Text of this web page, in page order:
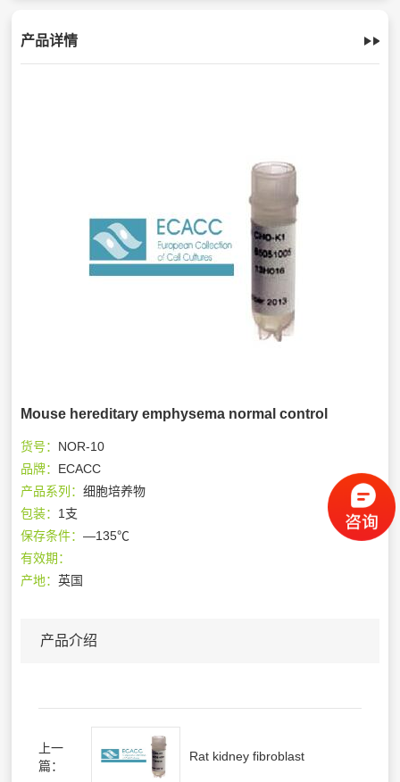
产品详情
Mouse hereditary emphysema normal control
货号： NOR-10
品牌： ECACC
产品系列：细胞培养物
包装： 1支
保存条件：—135℃
有效期：
产地：英国
产品介绍
上一
篇：
Rat kidney fibroblast